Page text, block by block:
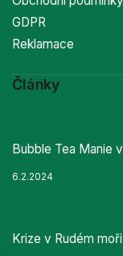
GDPR
Reklamace
Články
Bubble Tea Manie
6.2.2024
Krize v Rudém moři